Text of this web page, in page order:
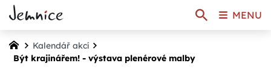
Kalendář akcí
Být krajinářem! - výstava plenérové malby
MENU